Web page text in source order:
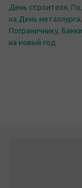
День строителя,
на День металлурга,
Пограничнику,
на новый год